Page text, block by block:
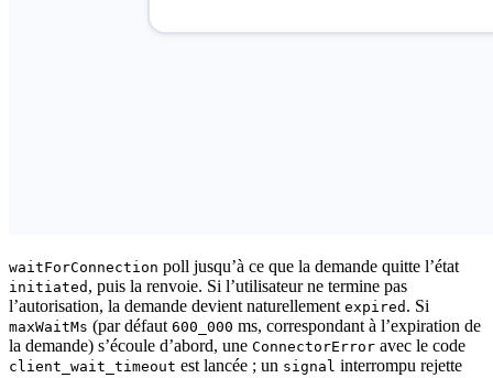
waitForConnection poll jusqu’à ce que la demande quitte l’état
initiated , puis la renvoie. Si l’utilisateur ne termine pas
l’autorisation, la demande devient naturellement expired . Si
maxWaitMs (par défaut 600_000 ms, correspondant à l’expiration de
la demande) s’écoule d’abord, une ConnectorError avec le code
client_wait_timeout est lancée ; un signal interrompu rejette